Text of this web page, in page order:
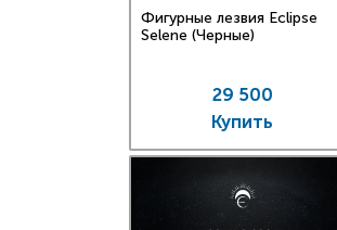
Фигурные лезвия Eclipse
Selene (Черные)
29 500
Купить